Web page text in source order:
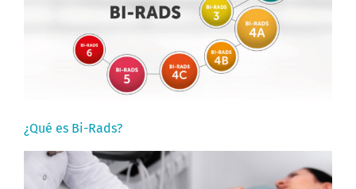
¿Qué es Bi-Rads?